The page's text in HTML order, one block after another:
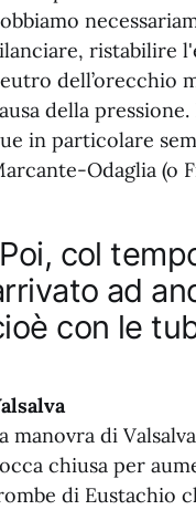
ristabilire
dell’orecchio
della
in particolare
Odaglia (o
col
ad
con le
manovra di
chiusa per
di Eustachio